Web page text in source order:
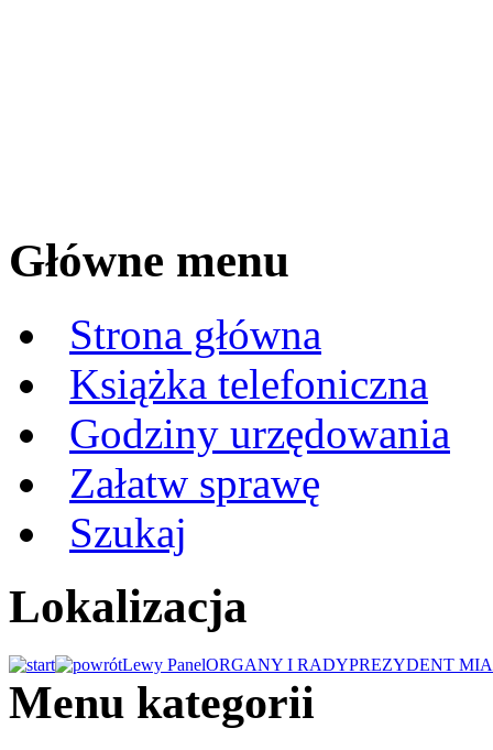
Główne menu
Strona główna
Książka telefoniczna
Godziny urzędowania
Załatw sprawę
Szukaj
Lokalizacja
Lewy PanelORGANY I RADYPREZYDENT
Menu kategorii